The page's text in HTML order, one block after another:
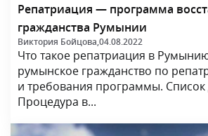
Репатриация — программа
гражданства Румынии
Виктория Бойцова,04.08.2022
Что такое репатриация в
румынское гражданство по
и требования программы. Список
Процедура в...